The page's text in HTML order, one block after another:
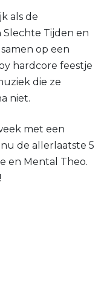
als de
Slechte Tijden en
op een
hardcore feestje
die ze
niet.
met een
de allerlaatste 5
en Mental Theo.